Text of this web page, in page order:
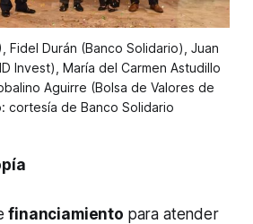
Fidel Durán (Banco Solidario), Juan
Invest), María del Carmen Astudillo
Aguirre (Bolsa de Valores de
cortesía de Banco Solidario
financiamiento para atender